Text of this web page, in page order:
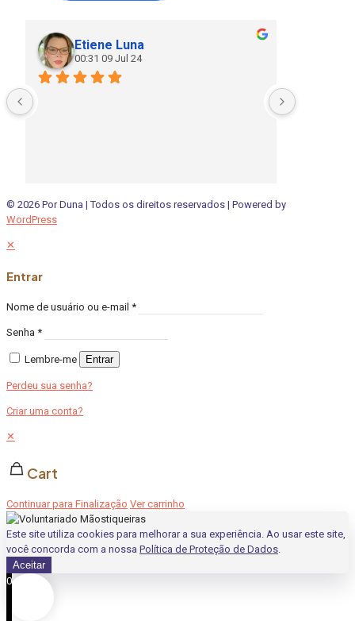
Etiene Luna
00:31 09 Jul 24
© 2026 Por Duna | Todos os direitos reservados | Powered by
WordPress
✕
Entrar
Nome de usuário ou e-mail *
Senha *
Lembre-me Entrar
Perdeu sua senha?
Criar uma conta?
✕
Cart
Continuar para Finalização Ver carrinho
Este site utiliza cookies para melhorar a sua experiência. Ao usar este site,
você concorda com a nossa Política de Proteção de Dados.
Aceitar
0